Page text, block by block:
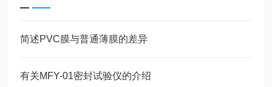
简述PVC膜与普通薄膜的差异
有关MFY-01密封试验仪的介绍